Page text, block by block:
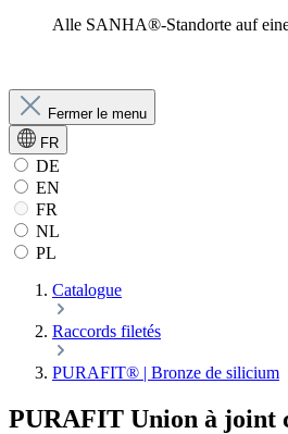
Alle SANHA®-Standorte auf
Fermer le menu
FR
DE
EN
FR
NL
PL
Catalogue
Raccords filetés
PURAFIT® | Bronze de silicium
PURAFIT Union à joint